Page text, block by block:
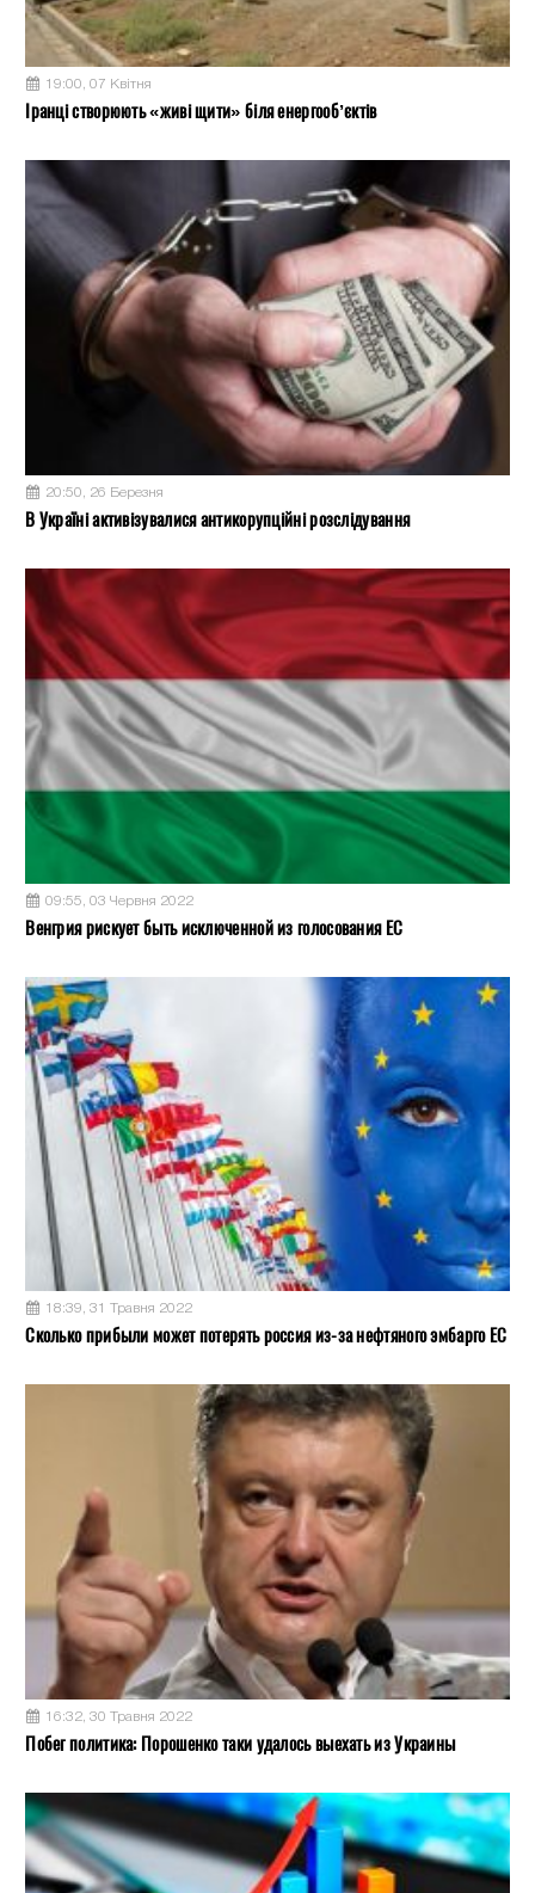
19:00, 07 Квітня
Іранці створюють «живі щити» біля енергооб’єктів
20:50, 26 Березня
В Україні активізувалися антикорупційні розслідування
09:55, 03 Червня 2022
Венгрия рискует быть исключенной из голосования ЕС
18:39, 31 Травня 2022
Сколько прибыли может потерять россия из-за нефтяного эмбарго ЕС
16:32, 30 Травня 2022
Побег политика: Порошенко таки удалось выехать из Украины